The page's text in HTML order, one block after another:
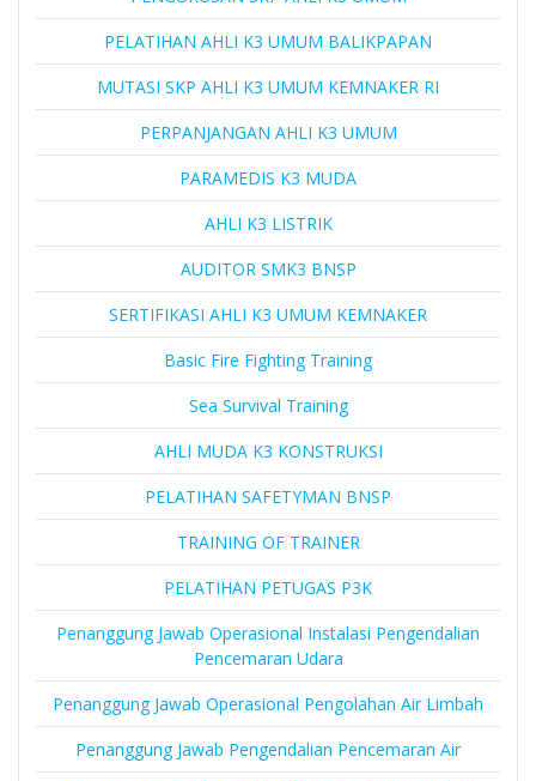
PELATIHAN AHLI K3 UMUM BALIKPAPAN
MUTASI SKP AHLI K3 UMUM KEMNAKER RI
PERPANJANGAN AHLI K3 UMUM
PARAMEDIS K3 MUDA
AHLI K3 LISTRIK
AUDITOR SMK3 BNSP
SERTIFIKASI AHLI K3 UMUM KEMNAKER
Basic Fire Fighting Training
Sea Survival Training
AHLI MUDA K3 KONSTRUKSI
PELATIHAN SAFETYMAN BNSP
TRAINING OF TRAINER
PELATIHAN PETUGAS P3K
Penanggung Jawab Operasional Instalasi Pengendalian
Pencemaran Udara
Penanggung Jawab Operasional Pengolahan Air Limbah
Penanggung Jawab Pengendalian Pencemaran Air